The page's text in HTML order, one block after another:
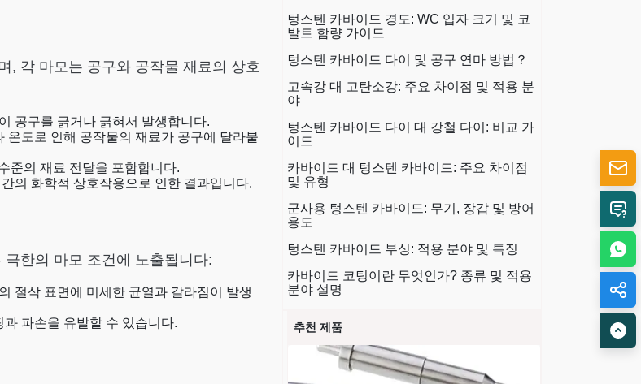
, 각 마모는 공구와 공작물 재료의 상호
공구를 긁거나 긁혀서 발생합니다.
도로 인해 공작물의 재료가 공구에 달라붙
준의 재료 전달을 포함합니다.
의 화학적 상호작용으로 인한 결과입니다.
극한의 마모 조건에 노출됩니다:
절삭 표면에 미세한 균열과 갈라짐이 발생
파손을 유발할 수 있습니다.
텅스텐 카바이드 경도: WC 입자 크기 및 코
발트 함량 가이드
텅스텐 카바이드 다이 및 공구 연마 방법？
고속강 대 고탄소강: 주요 차이점 및 적용 분
야
텅스텐 카바이드 다이 대 강철 다이: 비교 가
이드
카바이드 대 텅스텐 카바이드: 주요 차이점
및 유형
군사용 텅스텐 카바이드: 무기, 장갑 및 방어
용도
텅스텐 카바이드 부싱: 적용 분야 및 특징
카바이드 코팅이란 무엇인가? 종류 및 적용
분야 설명
추천 제품